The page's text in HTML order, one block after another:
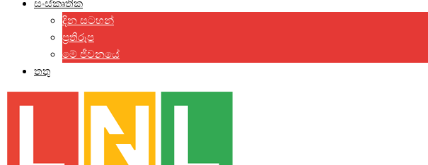
සංස්කෘතික
දින සටහන්
ප්‍රතිරූප
මේ ජීවනයේ
තතු